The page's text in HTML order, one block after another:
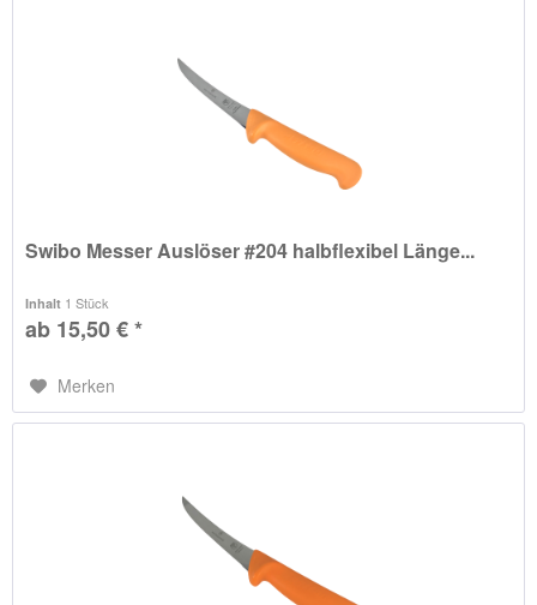
Swibo Messer Auslöser #204 halbflexibel Länge...
Inhalt 1 Stück
ab 15,50 € *
Merken